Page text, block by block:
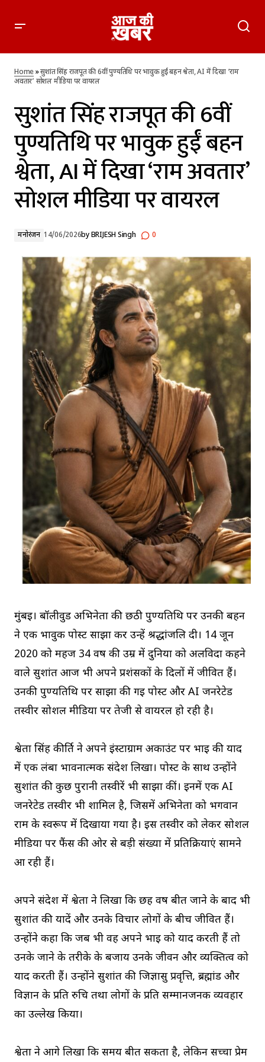
‘राम अवतार’ सोशल मीडिया पर वायरल
Home»सुशांत सिंह राजपूत की 6वीं पुण्यतिथि पर भावुक हुईं बहन श्वेता, AI में दिखा ‘राम
अवतार’ सोशल मीडिया पर वायरल
सुशांत सिंह राजपूत की 6वीं
पुण्यतिथि पर भावुक हुईं बहन
श्वेता, AI में दिखा ‘राम अवतार’
सोशल मीडिया पर वायरल
मनोरंजन 14/06/2026byBRIJESH Singh 0
मुंबई। बॉलीवुड अभिनेता की छठी पुण्यतिथि पर उनकी बहन
ने एक भावुक पोस्ट साझा कर उन्हें श्रद्धांजलि दी। 14 जून
2020 को महज 34 वर्ष की उम्र में दुनिया को अलविदा कहने
वाले सुशांत आज भी अपने प्रशंसकों के दिलों में जीवित हैं।
उनकी पुण्यतिथि पर साझा की गई पोस्ट और AI जनरेटेड
तस्वीर सोशल मीडिया पर तेजी से वायरल हो रही है।
श्वेता सिंह कीर्ति ने अपने इंस्टाग्राम अकाउंट पर भाई की याद
में एक लंबा भावनात्मक संदेश लिखा। पोस्ट के साथ उन्होंने
सुशांत की कुछ पुरानी तस्वीरें भी साझा कीं। इनमें एक AI
जनरेटेड तस्वीर भी शामिल है, जिसमें अभिनेता को भगवान
राम के स्वरूप में दिखाया गया है। इस तस्वीर को लेकर सोशल
मीडिया पर फैंस की ओर से बड़ी संख्या में प्रतिक्रियाएं सामने
आ रही हैं।
अपने संदेश में श्वेता ने लिखा कि छह वर्ष बीत जाने के बाद भी
सुशांत की यादें और उनके विचार लोगों के बीच जीवित हैं।
उन्होंने कहा कि जब भी वह अपने भाई को याद करती हैं तो
उनके जाने के तरीके के बजाय उनके जीवन और व्यक्तित्व को
याद करती हैं। उन्होंने सुशांत की जिज्ञासु प्रवृत्ति, ब्रह्मांड और
विज्ञान के प्रति रुचि तथा लोगों के प्रति सम्मानजनक व्यवहार
का उल्लेख किया।
श्वेता ने आगे लिखा कि समय बीत सकता है, लेकिन सच्चा प्रेम